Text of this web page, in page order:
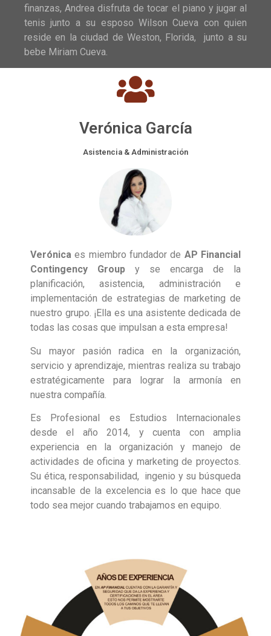
finanzas, Andrea disfruta de tocar el piano y jugar al
tenis junto a su esposo Wilson Cueva con quien
reside en la ciudad de Weston, Florida, junto a su
bebe Miriam Cueva.
Verónica García
Asistencia & Administración
Verónica es miembro fundador de AP Financial
Contingency Group y se encarga de la
planificación, asistencia, administración e
implementación de estrategias de marketing de
nuestro grupo. ¡Ella es una asistente dedicada de
todas las cosas que impulsan a esta empresa!
Su mayor pasión radica en la organización,
servicio y aprendizaje, mientras realiza su trabajo
estratégicamente para lograr la armonía en
nuestra compañía.
Es Profesional es Estudios Internacionales
desde el año 2014, y cuenta con amplia
experiencia en la organización y manejo de
actividades de oficina y marketing de proyectos.
Su ética, responsabilidad, ingenio y su búsqueda
incansable de la excelencia es lo que hace que
todo sea mejor cuando trabajamos en equipo.